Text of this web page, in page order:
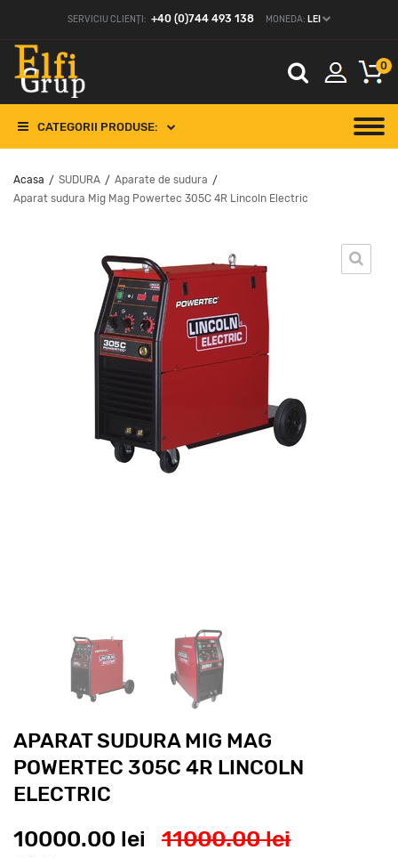
SERVICIU CLIENȚI: +40 (0)744 493 138 MONEDA: LEI
0
CATEGORII PRODUSE:
Acasa / SUDURA / Aparate de sudura /
Aparat sudura Mig Mag Powertec 305C 4R Lincoln Electric
APARAT SUDURA MIG MAG
POWERTEC 305C 4R LINCOLN
ELECTRIC
10000.00 lei 11000.00 lei